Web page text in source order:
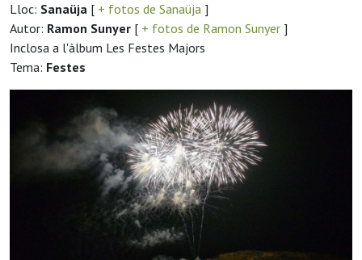
Lloc: Sanaüja [ + fotos de Sanaüja ]
Autor: Ramon Sunyer [ + fotos de Ramon Sunyer ]
Inclosa a l'àlbum Les Festes Majors
Tema: Festes